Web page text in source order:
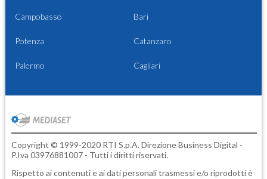
Campobasso Bari
Potenza Catanzaro
Palermo Cagliari
Copyright © 1999-2020 RTI S.p.A. Direzione Business Digital -
P.Iva 03976881007 - Tutti i diritti riservati.
Rispetto ai contenuti e ai dati personali trasmessi e/o riprodotti è